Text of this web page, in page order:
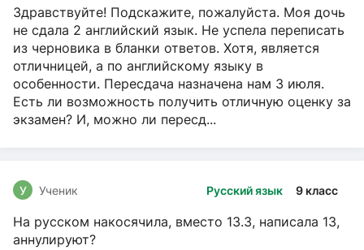
Здравствуйте! Подскажите, пожалуйста. Моя дочь
не сдала 2 английский язык. Не успела переписать
из черновика в бланки ответов. Хотя, является
отличницей, а по английскому языку в
особенности. Пересдача назначена нам 3 июля.
Есть ли возможность получить отличную оценку за
экзамен? И, можно ли пересд...
Русский язык 9 класс
У Ученик
На русском накосячила, вместо 13.3, написала 13,
аннулируют?